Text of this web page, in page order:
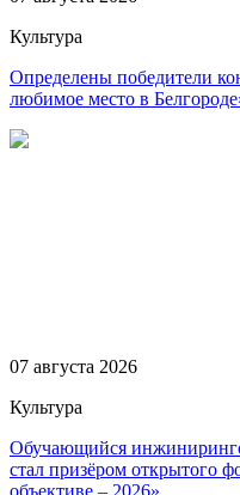
Культура
Определены победители
любимое место в
07 августа 2026
Культура
Обучающийся
стал призёром открытого
объективе – 2026»